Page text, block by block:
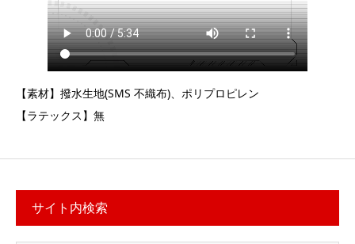
【素材】撥水生地(SMS 不織布)、ポリプロピレン
【ラテックス】無
サイト内検索